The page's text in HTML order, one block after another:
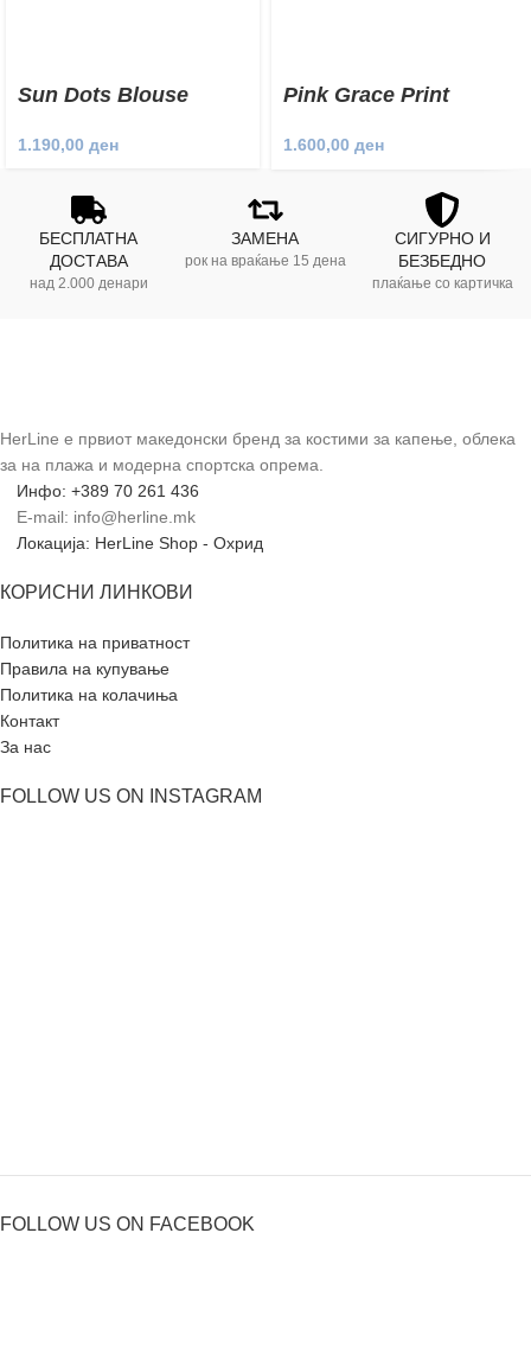
Sun Dots Blouse
1.190,00 ден
Pink Grace Print
1.600,00 ден
БЕСПЛАТНА
ДОСТАВА
над 2.000 денари
ЗАМЕНА
рок на враќање 15 дена
СИГУРНО И
БЕЗБЕДНО
плаќање со картичка
HerLine е првиот македонски бренд за костими за капење, облека
за на плажа и модерна спортска опрема.
Инфо: +389 70 261 436
E-mail: info@herline.mk
Локација: HerLine Shop - Охрид
КОРИСНИ ЛИНКОВИ
Политика на приватност
Правила на купување
Политика на колачиња
Контакт
За нас
FOLLOW US ON INSTAGRAM
FOLLOW US ON FACEBOOK